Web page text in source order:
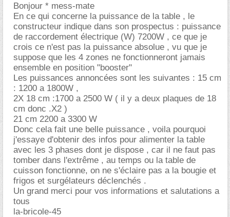
Bonjour * mess-mate
En ce qui concerne la puissance de la table , le
constructeur indique dans son prospectus : puissance
de raccordement électrique (W) 7200W , ce que je
crois ce n'est pas la puissance absolue , vu que je
suppose que les 4 zones ne fonctionneront jamais
ensemble en position "booster"
Les puissances annoncées sont les suivantes : 15 cm
: 1200 a 1800W ,
2X 18 cm :1700 a 2500 W ( il y a deux plaques de 18
cm donc .X2 )
21 cm 2200 a 3300 W
Donc cela fait une belle puissance , voila pourquoi
j'essaye d'obtenir des infos pour alimenter la table
avec les 3 phases dont je dispose , car il ne faut pas
tomber dans l'extrême , au temps ou la table de
cuisson fonctionne, on ne s'éclaire pas a la bougie et
frigos et surgélateurs déclenchés .
Un grand merci pour vos informations et salutations a
tous
la-bricole-45